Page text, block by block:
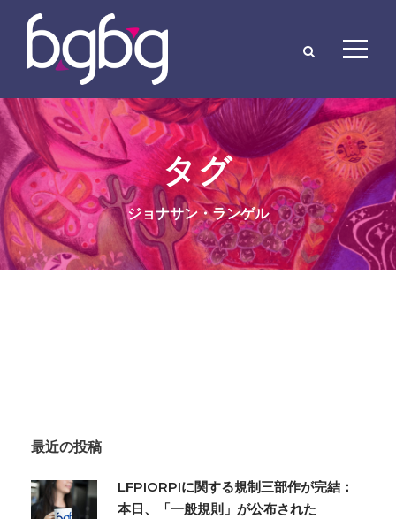
タグ
ジョナサン・ランゲル
最近の投稿
LFPIORPIに関する規制三部作が完結：
本日、「一般規則」が公布された